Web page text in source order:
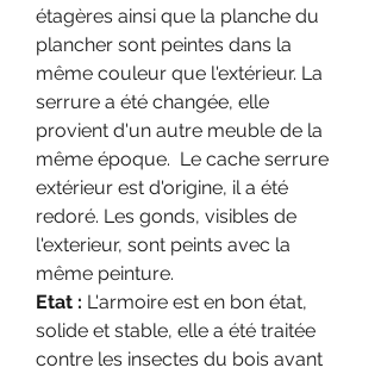
étagères ainsi que la planche du
plancher sont peintes dans la
même couleur que l'extérieur. La
serrure a été changée, elle
provient d'un autre meuble de la
même époque. Le cache serrure
extérieur est d'origine, il a été
redoré. Les gonds, visibles de
l'exterieur, sont peints avec la
même peinture.
Etat : L'armoire est en bon état,
solide et stable, elle a été traitée
contre les insectes du bois avant